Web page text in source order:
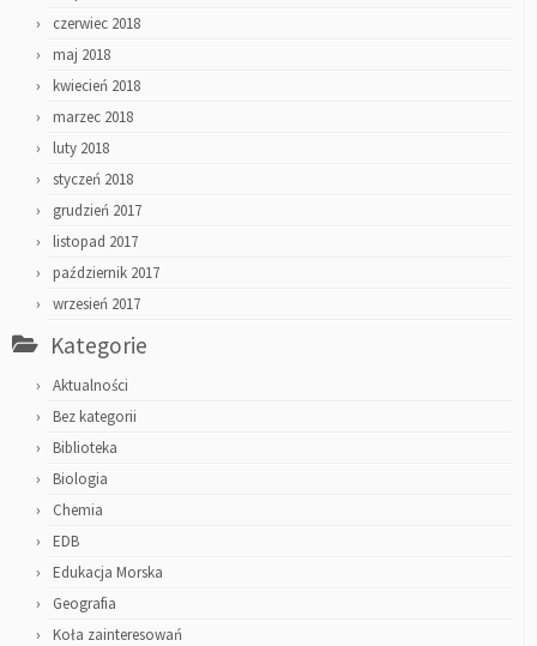
czerwiec 2018
maj 2018
kwiecień 2018
marzec 2018
luty 2018
styczeń 2018
grudzień 2017
listopad 2017
październik 2017
wrzesień 2017
Kategorie
Aktualności
Bez kategorii
Biblioteka
Biologia
Chemia
EDB
Edukacja Morska
Geografia
Koła zainteresowań